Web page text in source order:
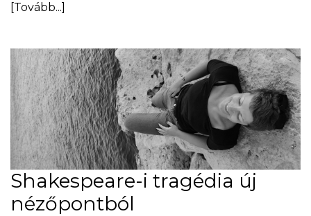
[Tovább...]
Shakespeare-i tragédia új
nézőpontból